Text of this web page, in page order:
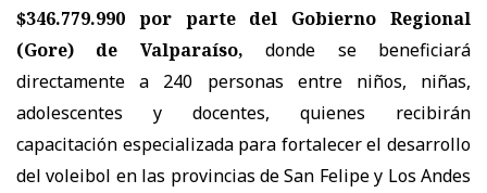
$346.779.990 por parte del Gobierno Regional
(Gore) de Valparaíso,
donde se beneficiará
directamente a 240 personas entre niños, niñas,
adolescentes y docentes, quienes recibirán
capacitación especializada para fortalecer el desarrollo
del voleibol en las provincias de San Felipe y Los Andes